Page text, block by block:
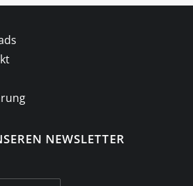
NEWSLETTER